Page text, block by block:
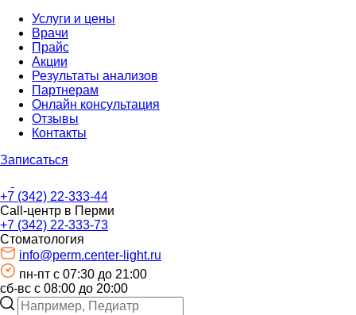
Услуги и цены
Врачи
Прайс
Акции
Результаты анализов
Партнерам
Онлайн консультация
Отзывы
Контакты
Записаться
+7 (342) 22-333-44
Call-центр в Перми
+7 (342) 22-333-73
Стоматология
info@perm.center-light.ru
пн-пт c 07:30 до 21:00
сб-вс с 08:00 до 20:00